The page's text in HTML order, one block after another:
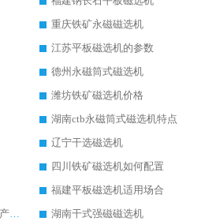
重庆铁矿永磁磁选机
江苏平板磁选机的参数
德州永磁筒式磁选机
潍坊铁矿磁选机价格
湖南ctb永磁筒式磁选机特点
辽宁干选磁选机
四川铁矿磁选机如何配置
福建平板磁选机适用场合
江西平板全自动磁选机生产厂家
湖南干式强磁磁选机